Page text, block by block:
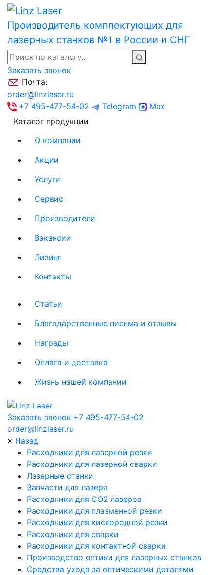
Производитель комплектующих для
лазерных станков №1 в России и СНГ
Заказать звонок
Почта:
order@linzlaser.ru
+7 495-477-54-02
Telegram
Max
Каталог продукции
О компании
Акции
Услуги
Сервис
Производители
Вакансии
Лизинг
Контакты
Статьи
Благодарственные письма и отзывы
Награды
Оплата и доставка
Жизнь нашей компании
Заказать звонок +7 495-477-54-02
order@linzlaser.ru
× Назад
Расходники для лазерной резки
Расходники для лазерной сварки
Лазерные станки
Запчасти для лазера
Расходники для СО2 лазеров
Расходники для плазменной резки
Расходники для кислородной резки
Расходники для сварки
Расходники для контактной сварки
Производство оптики для лазерных станков
Средства ухода за оптическими деталями